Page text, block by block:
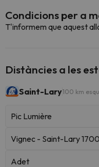
Condicions per a
T'informem que aquest
Distàncies a les
Saint-Lary100 km
Pic Lumière
Vignec - Saint-Lary 1700
Adet